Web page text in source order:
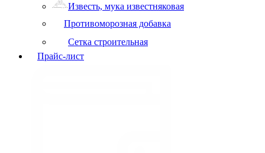
Известь, мука известняковая
Противоморозная добавка
Сетка строительная
Прайс-лист